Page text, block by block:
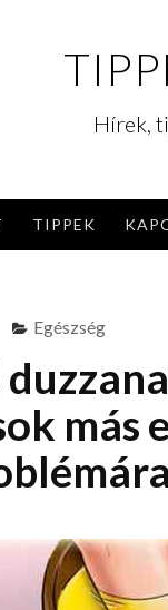
Hírek,
TIPPEK
Egészség
más